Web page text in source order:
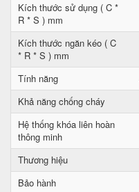
Kích thước sử dụng ( C *
R * S ) mm
Kích thước ngăn kéo ( C
* R * S ) mm
Tính năng
Khả năng chống cháy
Hệ thống khóa liên hoàn
thông minh
Thương hiệu
Bảo hành